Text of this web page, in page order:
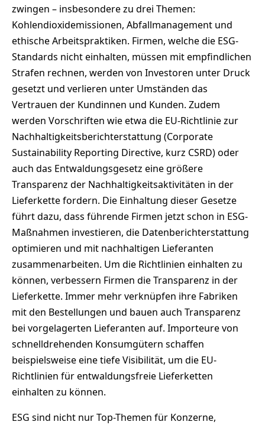
zwingen – insbesondere zu drei Themen:
Kohlendioxidemissionen, Abfallmanagement und
ethische Arbeitspraktiken. Firmen, welche die ESG-
Standards nicht einhalten, müssen mit empfindlichen
Strafen rechnen, werden von Investoren unter Druck
gesetzt und verlieren unter Umständen das
Vertrauen der Kundinnen und Kunden. Zudem
werden Vorschriften wie etwa die EU-Richtlinie zur
Nachhaltigkeitsberichterstattung (Corporate
Sustainability Reporting Directive, kurz CSRD) oder
auch das Entwaldungsgesetz eine größere
Transparenz der Nachhaltigkeitsaktivitäten in der
Lieferkette fordern. Die Einhaltung dieser Gesetze
führt dazu, dass führende Firmen jetzt schon in ESG-
Maßnahmen investieren, die Datenberichterstattung
optimieren und mit nachhaltigen Lieferanten
zusammenarbeiten. Um die Richtlinien einhalten zu
können, verbessern Firmen die Transparenz in der
Lieferkette. Immer mehr verknüpfen ihre Fabriken
mit den Bestellungen und bauen auch Transparenz
bei vorgelagerten Lieferanten auf. Importeure von
schnelldrehenden Konsumgütern schaffen
beispielsweise eine tiefe Visibilität, um die EU-
Richtlinien für entwaldungsfreie Lieferketten
einhalten zu können.
ESG sind nicht nur Top-Themen für Konzerne,